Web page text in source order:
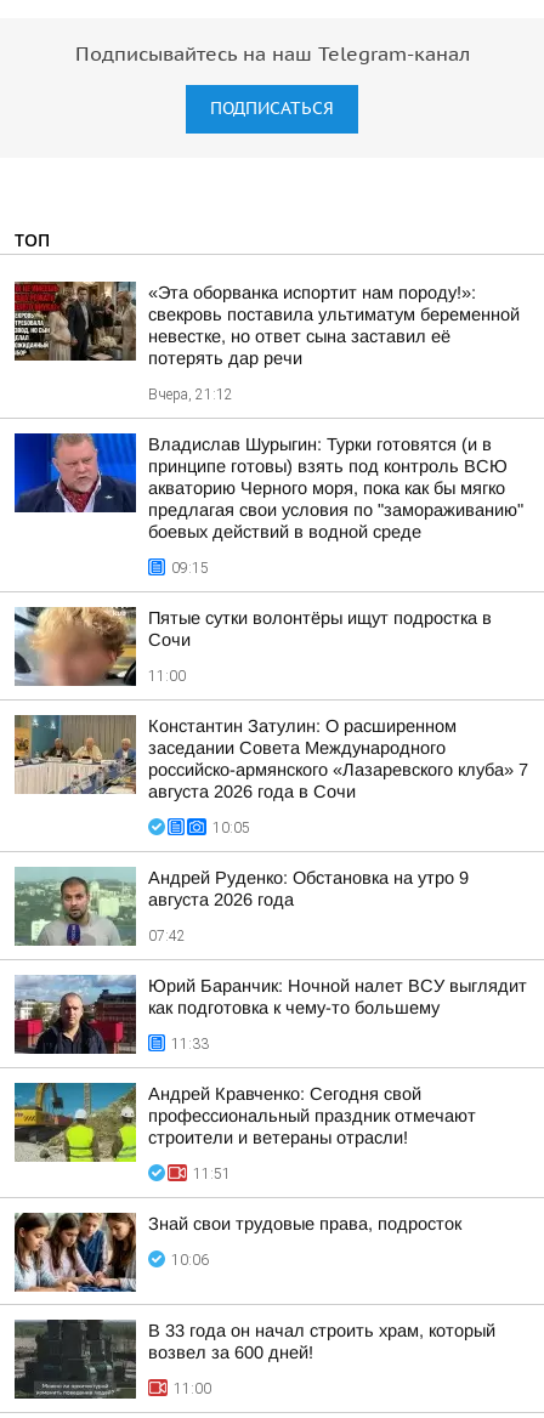
Подписывайтесь на наш Telegram-канал
ПОДПИСАТЬСЯ
ТОП
«Эта оборванка испортит нам породу!»:
свекровь поставила ультиматум беременной
невестке, но ответ сына заставил её
потерять дар речи
Вчера, 21:12
Владислав Шурыгин: Турки готовятся (и в
принципе готовы) взять под контроль ВСЮ
акваторию Черного моря, пока как бы мягко
предлагая свои условия по "замораживанию"
боевых действий в водной среде
09:15
Пятые сутки волонтёры ищут подростка в
Сочи
11:00
Константин Затулин: О расширенном
заседании Совета Международного
российско-армянского «Лазаревского клуба» 7
августа 2026 года в Сочи
10:05
Андрей Руденко: Обстановка на утро 9
августа 2026 года
07:42
Юрий Баранчик: Ночной налет ВСУ выглядит
как подготовка к чему-то большему
11:33
Андрей Кравченко: Сегодня свой
профессиональный праздник отмечают
строители и ветераны отрасли!
11:51
Знай свои трудовые права, подросток
10:06
В 33 года он начал строить храм, который
возвел за 600 дней!
11:00